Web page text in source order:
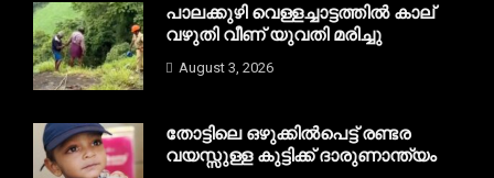
പാലക്കുഴി വെള്ളച്ചാട്ടത്തില്‍ കാല്
വഴുതി വീണ് യുവതി മരിച്ചു
August 3, 2026
തോട്ടിലെ ഒഴുക്കിൽപെട്ട് രണ്ടര
വയസ്സുള്ള കുട്ടിക്ക് ദാരുണാന്ത്യം